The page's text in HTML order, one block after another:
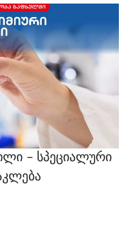
– სპეციალური